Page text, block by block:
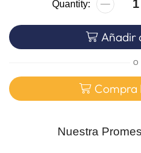
Añadir
O
Compra
Nuestra